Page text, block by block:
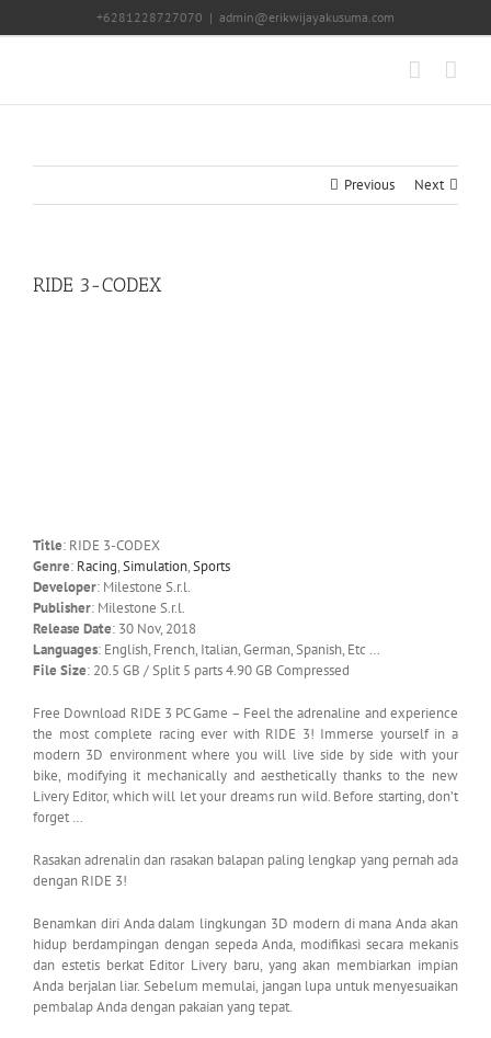
+6281228727070 | admin@erikwijayakusuma.com
Previous Next
RIDE 3-CODEX
Title: RIDE 3-CODEX
Genre: Racing,Simulation,Sports
Developer: Milestone S.r.l.
Publisher: Milestone S.r.l.
Release Date: 30 Nov, 2018
Languages: English, French, Italian, German, Spanish, Etc …
File Size: 20.5 GB / Split 5 parts 4.90 GB Compressed
Free Download RIDE 3 PC Game – Feel the adrenaline and experience
the most complete racing ever with RIDE 3! Immerse yourself in a
modern 3D environment where you will live side by side with your
bike, modifying it mechanically and aesthetically thanks to the new
Livery Editor, which will let your dreams run wild. Before starting, don’t
forget …
Rasakan adrenalin dan rasakan balapan paling lengkap yang pernah ada
dengan RIDE 3!
Benamkan diri Anda dalam lingkungan 3D modern di mana Anda akan
hidup berdampingan dengan sepeda Anda, modifikasi secara mekanis
dan estetis berkat Editor Livery baru, yang akan membiarkan impian
Anda berjalan liar. Sebelum memulai, jangan lupa untuk menyesuaikan
pembalap Anda dengan pakaian yang tepat.